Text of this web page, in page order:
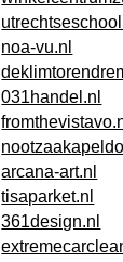
noa-vu.nl
031handel.nl
arcana-art.nl
tisaparket.nl
361design.nl